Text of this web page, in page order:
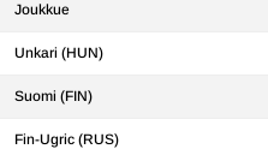
Joukkue
Unkari (HUN)
Suomi (FIN)
Fin-Ugric (RUS)